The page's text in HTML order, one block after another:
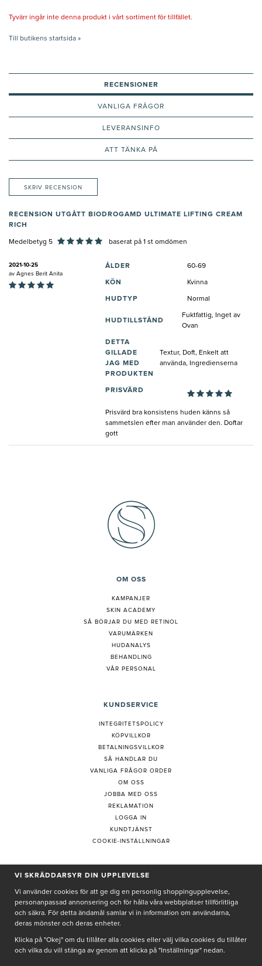
Tyvärr ingår inte denna produkt i vårt sortiment för tillfället.
Till butikens startsida »
RECENSIONER
VANLIGA FRÅGOR
LEVERANSINFO
ATT TÄNKA PÅ
SKRIV RECENSION
RECENSION UTGÅTT BIODROGAMD ULTIMATE LIFTING CREAM
RICH
Medelbetyg 5 baserat på 1 st omdömen
2021-10-25
av Agnes Berit Anita
ÅLDER 60-69
KÖN Kvinna
HUDTYP Normal
HUDTILLSTÅND
Fuktfattig, Inget av
Ovan
DETTA
GILLADE
JAG MED
PRODUKTEN
Textur, Doft, Enkelt att
använda, Ingredienserna
PRISVÄRD
Prisvärd bra konsistens huden känns så
sammetslen efter man använder den. Doftar
gott
OM OSS
KAMPANJER
SKIN ACADEMY
SÅ BÖRJAR DU MED RETINOL
VARUMÄRKEN
HUDANALYS
BEHANDLING
VÅR PERSONAL
KUNDSERVICE
INTEGRITETSPOLICY
KÖPVILLKOR
BETALNINGSVILLKOR
SÅ HANDLAR DU
VANLIGA FRÅGOR ORDER
OM OSS
JOBBA MED OSS
REKLAMATION
LOGGA IN
KUNDTJÄNST
COOKIE-INSTÄLLNINGAR
PRENUMERERA PÅ NYHETSBREV
Genom att ge min e-post, accepterar jag Seth och Sallyintegritetspolicy
De uppgifter du matar in kommer endast användas till våra nyhetsbrev.
VI SKRÄDDARSYR DIN UPPLEVELSE
Vi använder cookies för att ge dig en personlig shoppingupplevelse,
personanpassad annonsering och för hålla våra webbplatser tillförlitliga
och säkra. För detta ändamål samlar vi in information om användarna,
deras mönster och deras enheter.
Klicka på "Okej" om du tillåter alla cookies eller välj vilka cookies du tillåter
och vilka du vill stänga av genom att klicka på "Inställningar" nedan.